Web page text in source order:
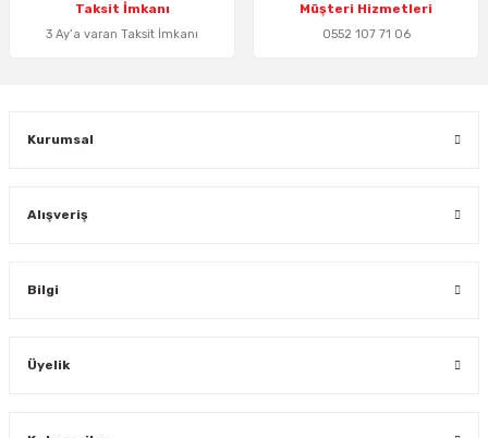
Taksit İmkanı
3 Ay’a varan Taksit İmkanı
Müşteri Hizmetleri
0552 107 71 06
Kurumsal
Alışveriş
Bilgi
Üyelik